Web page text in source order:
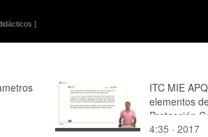
]
ITC MIE
elementos
Protección
Incendios
4:35 · 2017